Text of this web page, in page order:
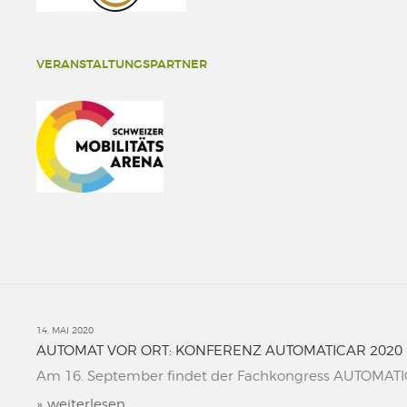
VERANSTALTUNGSPARTNER
14. MAI 2020
AUTOMAT VOR ORT: KONFERENZ AUTOMATICAR 2020
Am 16. September findet der Fachkongress